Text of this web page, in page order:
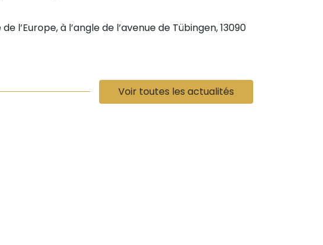
l’Europe, à l’angle de l’avenue de Tübingen, 13090
Voir toutes les actualités